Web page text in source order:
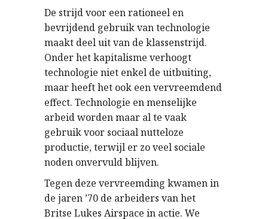
De strijd voor een rationeel en
bevrijdend gebruik van technologie
maakt deel uit van de klassenstrijd.
Onder het kapitalisme verhoogt
technologie niet enkel de uitbuiting,
maar heeft het ook een vervreemdend
effect. Technologie en menselijke
arbeid worden maar al te vaak
gebruik voor sociaal nutteloze
productie, terwijl er zo veel sociale
noden onvervuld blijven.
Tegen deze vervreemding kwamen in
de jaren ’70 de arbeiders van het
Britse Lukes Airspace in actie. We